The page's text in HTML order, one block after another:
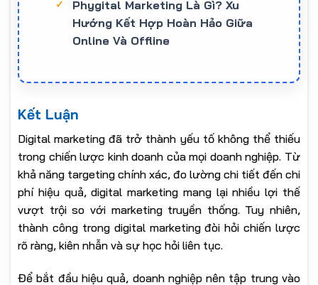
Phygital Marketing Là Gì? Xu
Hướng Kết Hợp Hoàn Hảo Giữa
Online Và Offline
Kết Luận
Digital marketing đã trở thành yếu tố không thể thiếu
trong chiến lược kinh doanh của mọi doanh nghiệp. Từ
khả năng targeting chính xác, đo lường chi tiết đến chi
phí hiệu quả, digital marketing mang lại nhiều lợi thế
vượt trội so với marketing truyền thống. Tuy nhiên,
thành công trong digital marketing đòi hỏi chiến lược
rõ ràng, kiên nhẫn và sự học hỏi liên tục.
Để bắt đầu hiệu quả, doanh nghiệp nên tập trung vào